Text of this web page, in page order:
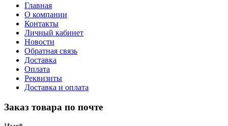
Главная
О компании
Контакты
Личный кабинет
Новости
Обратная связь
Доставка
Оплата
Реквизиты
Доставка и оплата
Заказ товара по почте